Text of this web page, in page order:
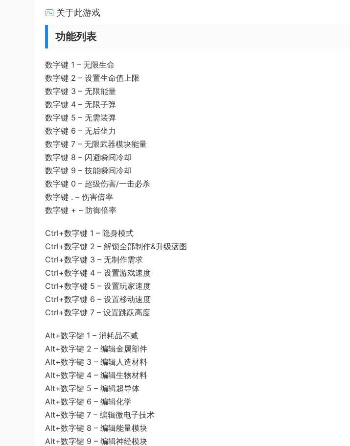
关于此游戏
功能列表
数字键 1 – 无限生命
数字键 2 – 设置生命值上限
数字键 3 – 无限能量
数字键 4 – 无限子弹
数字键 5 – 无需装弹
数字键 6 – 无后坐力
数字键 7 – 无限武器模块能量
数字键 8 – 闪避瞬间冷却
数字键 9 – 技能瞬间冷却
数字键 0 – 超级伤害/一击必杀
数字键 . – 伤害倍率
数字键 + – 防御倍率
Ctrl+数字键 1 – 隐身模式
Ctrl+数字键 2 – 解锁全部制作&升级蓝图
Ctrl+数字键 3 – 无制作需求
Ctrl+数字键 4 – 设置游戏速度
Ctrl+数字键 5 – 设置玩家速度
Ctrl+数字键 6 – 设置移动速度
Ctrl+数字键 7 – 设置跳跃高度
Alt+数字键 1 – 消耗品不减
Alt+数字键 2 – 编辑金属部件
Alt+数字键 3 – 编辑人造材料
Alt+数字键 4 – 编辑生物材料
Alt+数字键 5 – 编辑超导体
Alt+数字键 6 – 编辑化学
Alt+数字键 7 – 编辑微电子技术
Alt+数字键 8 – 编辑能量模块
Alt+数字键 9 – 编辑神经模块